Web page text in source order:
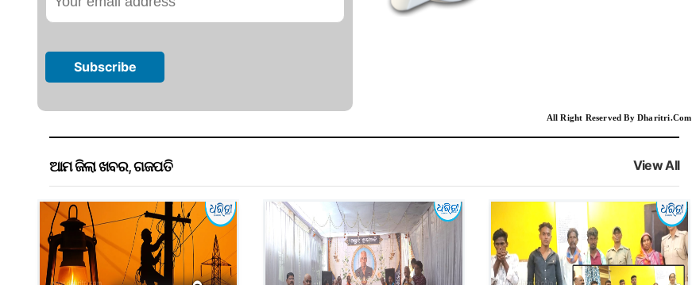
All Right Reserved By Dharitri.Com
ଆମ ଜିଲା ଖବର,ଗଜପତି View All